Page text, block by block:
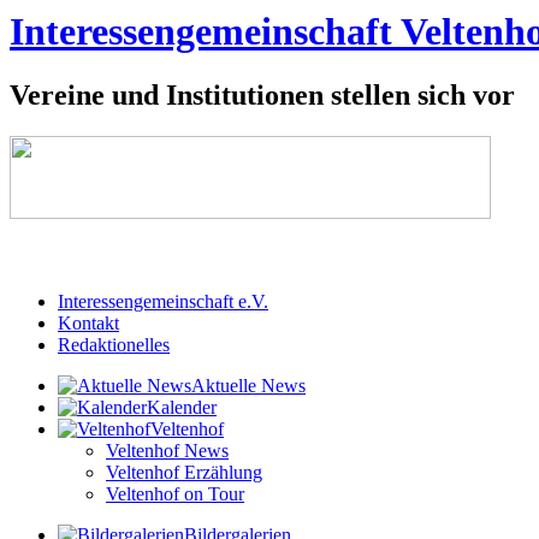
Interessengemeinschaft
Vereine und Institutionen stellen sich vor
Interessengemeinschaft e.V.
Kontakt
Redaktionelles
Aktuelle News
Kalender
Veltenhof
Veltenhof News
Veltenhof Erzählung
Veltenhof on Tour